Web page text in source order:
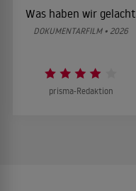
Was haben wir gelacht
DOKUMENTARFILM • 2026
prisma-Redaktion